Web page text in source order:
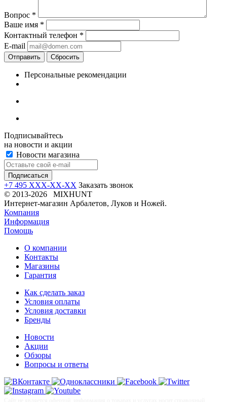
Вопрос *
Ваше имя *
Контактный телефон *
E-mail
Отправить Сбросить
Персональные рекомендации
Подписывайтесь
на новости и акции
Новости магазина
+7 495 XXX-XX-XX Заказать звонок
© 2013-2026 MIXHUNT
Интернет-магазин Арбалетов, Луков и Ножей.
Компания
Информация
Помощь
О компании
Контакты
Магазины
Гарантия
Как сделать заказ
Условия оплаты
Условия доставки
Бренды
Новости
Акции
Обзоры
Вопросы и ответы